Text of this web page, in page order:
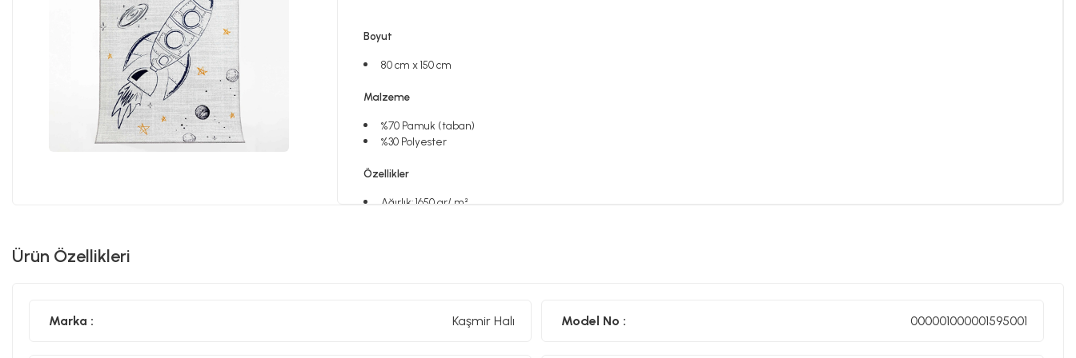
Boyut
80 cm x 150 cm
Malzeme
%70 Pamuk (taban)
%30 Polyester
Özellikler
Ağırlık: 1650 gr/ m²
Ürün Özellikleri
Marka : Kaşmir Halı Model No : 000001000001595001